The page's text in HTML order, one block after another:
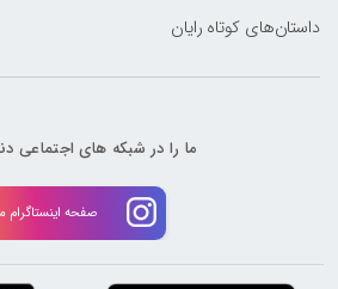
داستان‌های کوتاه رایان
ما را در شبکه های اجتماعی
صفحه اینستاگرام